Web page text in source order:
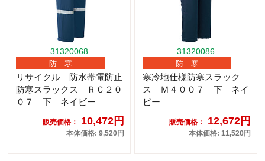
31320068
防 寒
リサイクル 防水帯電防止
防寒スラックス ＲＣ２０
０７ 下 ネイビー
販売価格： 10,472円
本体価格: 9,520円
31320086
防 寒
寒冷地仕様防寒スラック
ス Ｍ４００７ 下 ネイ
ビー
販売価格： 12,672円
本体価格: 11,520円